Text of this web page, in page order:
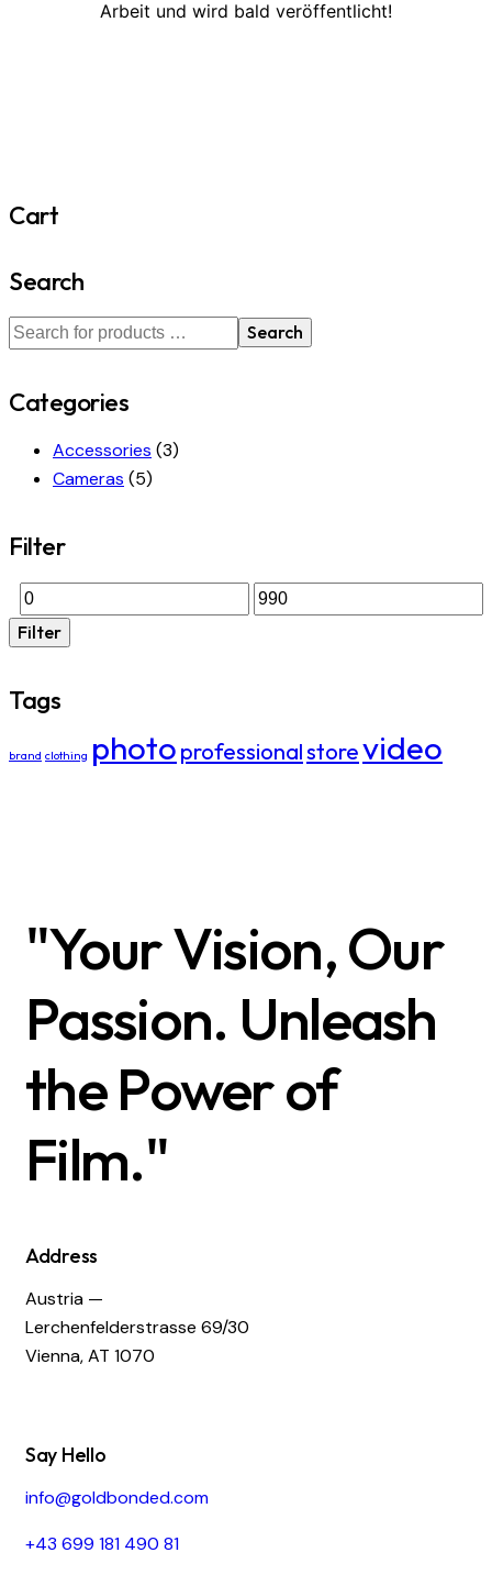
Arbeit und wird bald veröffentlicht!
Cart
Search
Search
Categories
Accessories (3)
Cameras (5)
Filter
Filter
Tags
brand clothing photo professionalstorevideo
"Your Vision, Our
Passion. Unleash
the Power of
Film."
Address
Austria —
Lerchenfelderstrasse 69/30
Vienna, AT 1070
Say Hello
info@goldbonded.com
+43 699 181 490 81